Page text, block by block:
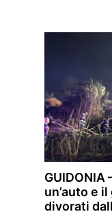
un’auto e
divorati